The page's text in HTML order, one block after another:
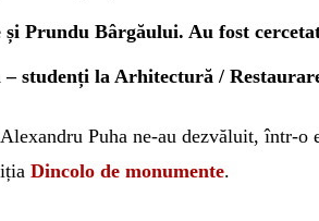
Prundu Bârgăului. Au fost
– studenți la Arhitectură /
Puha ne-au dezvăluit, într-o
Dincolo de monumente.